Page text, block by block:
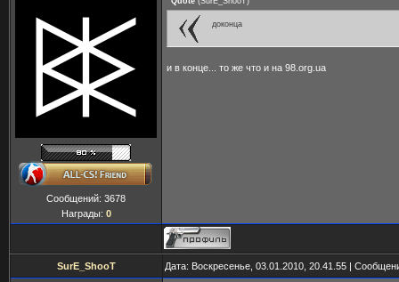
Сообщений: 3678
Награды: 0
доконца
и в конце... то же что и на 98.org.ua
SurE_ShooT Дата: Воскресенье, 03.01.2010, 20.41.55 |